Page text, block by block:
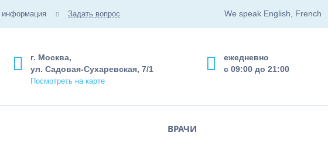
информация Задать вопрос We speak English, French
ежедневно
с 09:00 до 21:00
г. Москва,
ул. Садовая-Сухаревская, 7/1
Посмотреть на карте
ВРАЧИ